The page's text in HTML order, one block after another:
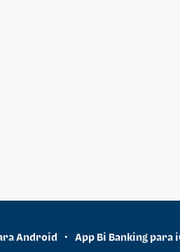
Android • App Bi Banking para